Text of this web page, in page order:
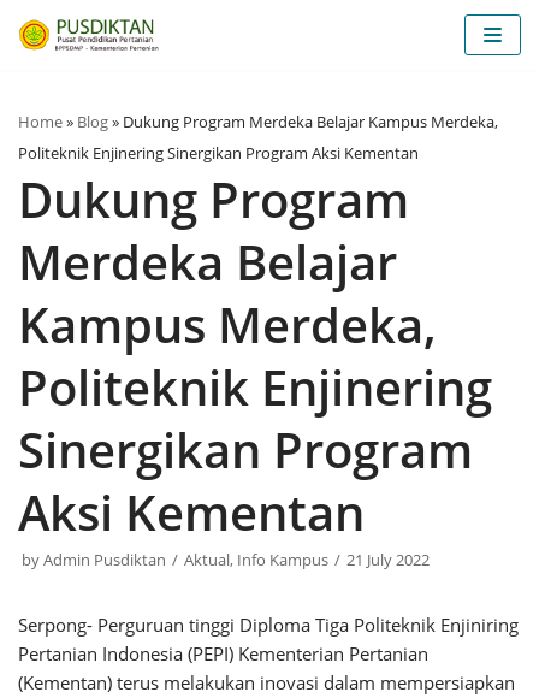
Skip
to
Home» Blog» Dukung Program Merdeka Belajar Kampus Merdeka,
Politeknik Enjinering Sinergikan Program Aksi Kementan
Dukung Program
Merdeka Belajar
Kampus Merdeka,
Politeknik Enjinering
Sinergikan Program
Aksi Kementan
byAdmin Pusdiktan Aktual, Info Kampus 21 July 2022
Serpong- Perguruan tinggi Diploma Tiga Politeknik Enjiniring
Pertanian Indonesia (PEPI) Kementerian Pertanian
(Kementan) terus melakukan inovasi dalam mempersiapkan